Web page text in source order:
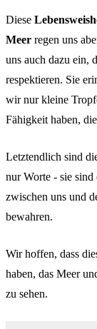
Diese
Meer regen uns
uns auch dazu ein,
respek­tie­ren. Sie
wir nur klei­ne
Fähig­keit haben,
Letzt­end­lich sind
nur Worte - sie
zwischen uns und
bewah­ren.
Wir hoffen, dass
haben, das Meer
zu sehen.